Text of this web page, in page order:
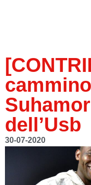
dell’Usb
30-07-2020